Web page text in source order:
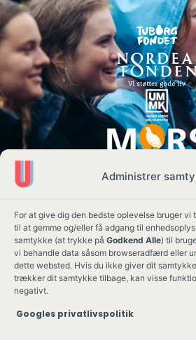
Administrer
For at give dig den bedste oplevelse bruger vi
til at gemme og/eller få adgang til
samtykke (at trykke på Godkend Alle) til
vi behandle data såsom browseradfærd eller
dette websted. Hvis du ikke giver dit
trækker dit samtykke tilbage, kan visse
negativt.
Googles privatlivspolitik
Ung Kult